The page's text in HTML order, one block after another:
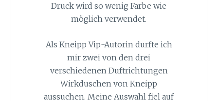
Druck wird so wenig Farbe wie
möglich verwendet.
Als Kneipp Vip-Autorin durfte ich
mir zwei von den drei
verschiedenen Duftrichtungen
Wirkduschen von Kneipp
aussuchen. Meine Auswahl fiel auf